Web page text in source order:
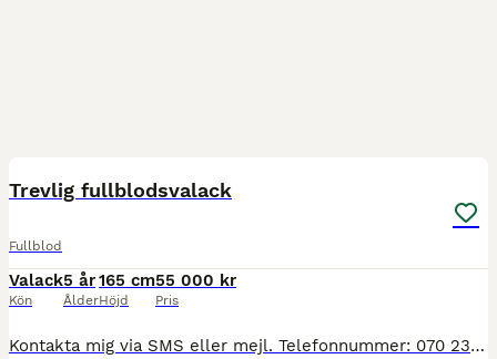
Trevlig fullblodsvalack
Fullblod
Valack
Kön
5 år
Ålder
165 cm
Höjd
55 000 kr
Pris
Kontakta mig via SMS eller mejl. Telefonnummer: 070 235 66 95 Mejl: moa.haara@icloud.com Carl Philip är en snäll, trevlig och charmig 5-årig valack med mycket personlighet. Han har inte blivit st